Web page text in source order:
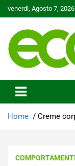
to
venerdì, Agosto 7, 2026
Ecoo.it
Home Creme
COMPORTAMENTI